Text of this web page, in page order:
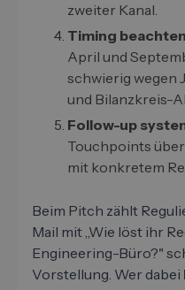
zweiter Kanal.
Timing beachten
April und
schwierig wegen
und Bilanzkreis-
Follow-up
Touchpoints
mit konkretem
Beim Pitch zählt
Mail mit „Wie löst ihr
Engineering-Büro?"
Vorstellung. Wer dabei